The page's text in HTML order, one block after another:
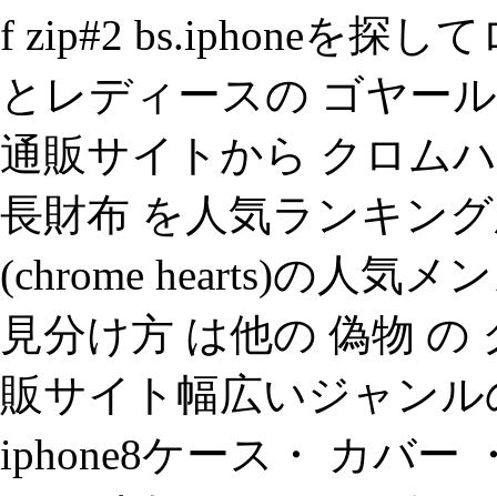
f zip#2 bs.iphoneを探し
とレディースの ゴヤー
通販サイトから クロム
長財布 を人気ランキン
(chrome hearts)の人気メ
見分け方 は他の 偽物
販サイト幅広いジャン
iphone8ケース・ カバー